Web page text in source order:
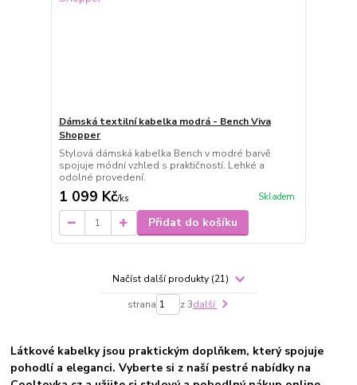
Dámská textilní kabelka modrá - Bench Viva
Shopper
Stylová dámská kabelka Bench v modré barvě
spojuje módní vzhled s praktičností. Lehké a
odolné provedení.
1 099 Kč/ks Skladem
Přidat do košíku
Načíst další produkty (21)
strana z 3další
Látkové kabelky jsou praktickým doplňkem, který spojuje
pohodlí a eleganci. Vyberte si z naší pestré nabídky na